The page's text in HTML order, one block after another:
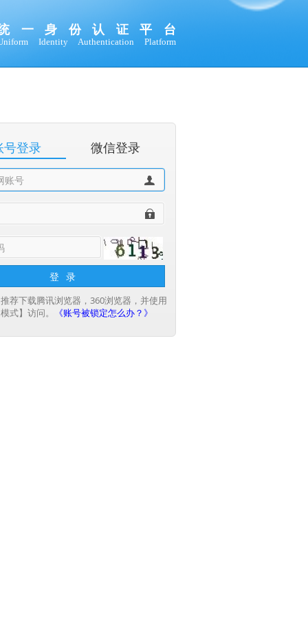
一 身 份 认 证 平 台
Identity Authentication Platform
号登录 微信登录
登录
荐下载腾讯浏览器 ， 360浏览器 ，并使用
式】访问。
《账号被锁定怎么办？》